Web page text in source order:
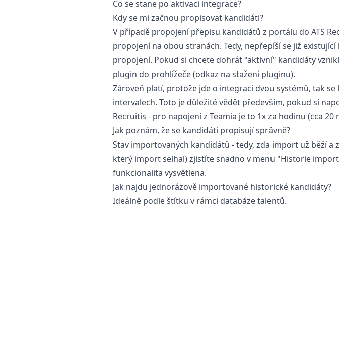
Co se stane po aktivaci integrace?
Kdy se mi začnou propisovat kandidáti?
V případě propojení přepisu kandidátů z portálu do ATS
propojení na obou stranách. Tedy, nepřepíší se již
propojení. Pokud si chcete dohrát "aktivní" kandidáty
plugin do prohlížeče (odkaz na stažení pluginu).
Zároveň platí, protože jde o integraci dvou systémů, tak
intervalech. Toto je důležité vědět především, pokud si
Recruitis - pro napojení z Teamia je to 1x za hodinu (cca 20
Jak poznám, že se kandidáti propisují správně?
Stav importovaných kandidátů - tedy, zda import už běží
který import selhal) zjistíte snadno v menu "Historie
funkcionalita vysvětlena.
Jak najdu jednorázově importované historické kandidáty?
Ideálně podle štítku v rámci databáze talentů.